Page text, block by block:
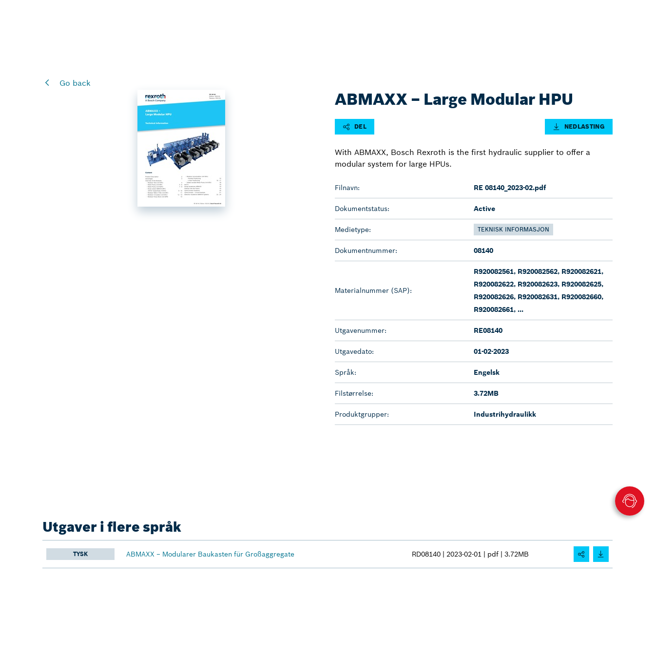
Go back
ABMAXX − Large Modular HPU
DEL NEDLASTING
With ABMAXX, Bosch Rexroth is the first hydraulic supplier to offer a
modular system for large HPUs.
Filnavn: RE 08140_2023-02.pdf
Dokumentstatus: Active
Medietype: TEKNISK INFORMASJON
Dokumentnummer: 08140
Materialnummer (SAP):
R920082561, R920082562, R920082621,
R920082622, R920082623, R920082625,
R920082626, R920082631, R920082660,
R920082661, ...
Utgavenummer: RE08140
Utgavedato: 01-02-2023
Språk: Engelsk
Filstørrelse: 3.72MB
Produktgrupper: Industrihydraulikk
Utgaver i flere språk
TYSK ABMAXX − Modularer Baukasten für Großaggregate RD08140 | 2023-02-01 | pdf |3.72MB